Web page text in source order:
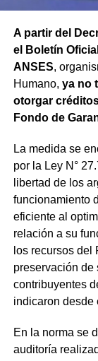
A partir del
el Boletín
ANSES,
Humano, ya no
otorgar
Fondo de
La medida se
por la Ley N°
libertad de los
funcionamiento
eficiente al
relación a su
los recursos del
preservación de
contribuyentes
indicaron desde
En la norma se
auditoría